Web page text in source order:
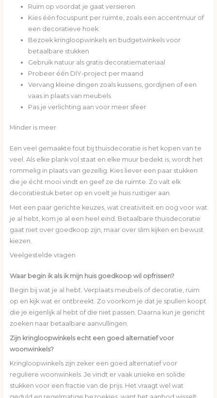
Ruim op voordat je gaat versieren
Kies één focuspunt per ruimte, zoals een accentmuur of
een decoratieve hoek
Bezoek kringloopwinkels en budgetwinkels voor
betaalbare stukken
Gebruik natuur als gratis decoratiemateriaal
Probeer één DIY-project per maand
Vervang kleine dingen zoals kussens, gordijnen of een
vaas in plaats van meubels
Pas je verlichting aan voor meer sfeer
Minder is meer
Een veel gemaakte fout bij thuisdecoratie is het kopen van te
veel. Als elke plank vol staat en elke muur bedekt is, wordt het
rommelig in plaats van gezellig. Kies liever een paar stukken
die je écht mooi vindt en geef ze de ruimte. Zo valt elk
decoratiestuk beter op en voelt je huis rustiger aan.
Met een paar gerichte keuzes, wat creativiteit en oog voor wat
je al hebt, kom je al een heel eind. Betaalbare thuisdecoratie
gaat niet over goedkoop zijn, maar over slim kijken en bewust
kiezen.
Veelgestelde vragen
Waar begin ik als ik mijn huis goedkoop wil opfrissen?
Begin bij wat je al hebt. Verplaats meubels of decoratie, ruim
op en kijk wat er ontbreekt. Zo voorkom je dat je spullen koopt
die je eigenlijk al hebt of die niet passen. Daarna kun je gericht
zoeken naar betaalbare aanvullingen.
Zijn kringloopwinkels echt een goed alternatief voor
woonwinkels?
Kringloopwinkels zijn zeker een goed alternatief voor
reguliere woonwinkels. Je vindt er vaak unieke en solide
stukken voor een fractie van de prijs. Het vraagt wel wat